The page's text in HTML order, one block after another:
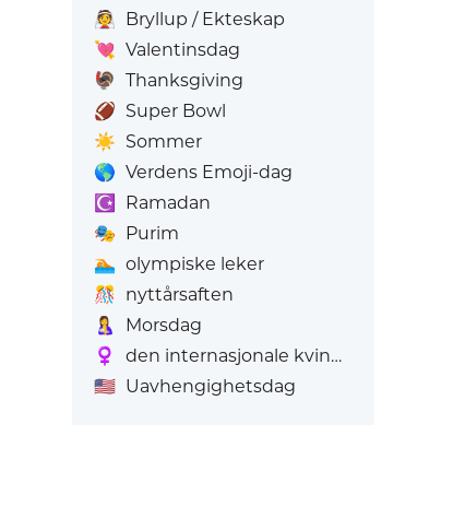
👰 Bryllup / Ekteskap
💘 Valentinsdag
🦃 Thanksgiving
🏈 Super Bowl
☀️ Sommer
🌎 Verdens Emoji-dag
☪️
Ramadan
🎭 Purim
🏊 olympiske leker
🎊
nyttårsaften
🤱
Morsdag
♀️
den internasjonale kvinnedagen
🇺🇸 Uavhengighetsdag